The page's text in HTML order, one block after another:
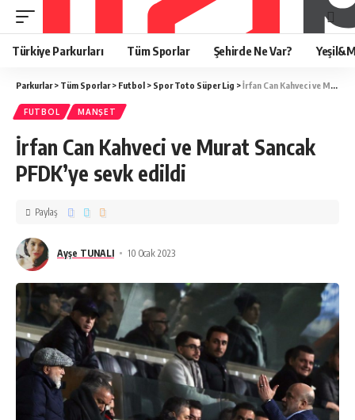
Türkiye Parkurları Tüm Sporlar Şehirde Ne Var?
Parkurlar> Tüm Sporlar> Futbol > Spor Toto Süper Lig >İrfan Can Kahveci ve Murat Sancak PFDK’ye sevk edildi
FUTBOL MANŞET
İrfan Can Kahveci ve Murat Sancak
PFDK’ye sevk edildi
Ayşe TUNALI 10 Ocak 2023
Paylaş